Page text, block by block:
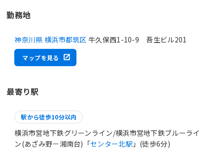
勤務地
神奈川県 横浜市都筑区 牛久保西1-10-9 吾生ビル201
マップを見る
最寄り駅
駅から徒歩10分以内
横浜市営地下鉄グリーンライン/横浜市営地下鉄ブルーライ
ン(あざみ野－湘南台)「センター北駅 」(徒歩6分)